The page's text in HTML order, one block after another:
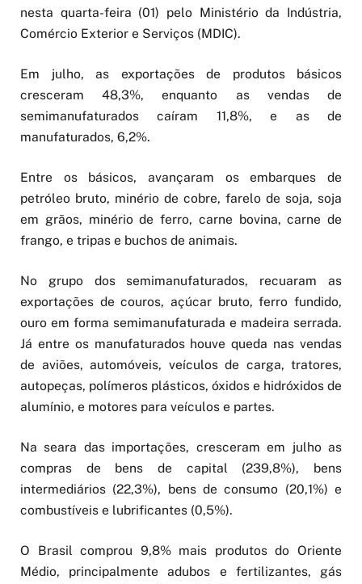
nesta quarta-feira (01) pelo Ministério da Indústria,
Comércio Exterior e Serviços (MDIC).
Em julho, as exportações de produtos básicos
cresceram 48,3%, enquanto as vendas de
semimanufaturados caíram 11,8%, e as de
manufaturados, 6,2%.
Entre os básicos, avançaram os embarques de
petróleo bruto, minério de cobre, farelo de soja, soja
em grãos, minério de ferro, carne bovina, carne de
frango, e tripas e buchos de animais.
No grupo dos semimanufaturados, recuaram as
exportações de couros, açúcar bruto, ferro fundido,
ouro em forma semimanufaturada e madeira serrada.
Já entre os manufaturados houve queda nas vendas
de aviões, automóveis, veículos de carga, tratores,
autopeças, polímeros plásticos, óxidos e hidróxidos de
alumínio, e motores para veículos e partes.
Na seara das importações, cresceram em julho as
compras de bens de capital (239,8%), bens
intermediários (22,3%), bens de consumo (20,1%) e
combustíveis e lubrificantes (0,5%).
O Brasil comprou 9,8% mais produtos do Oriente
Médio, principalmente adubos e fertilizantes, gás